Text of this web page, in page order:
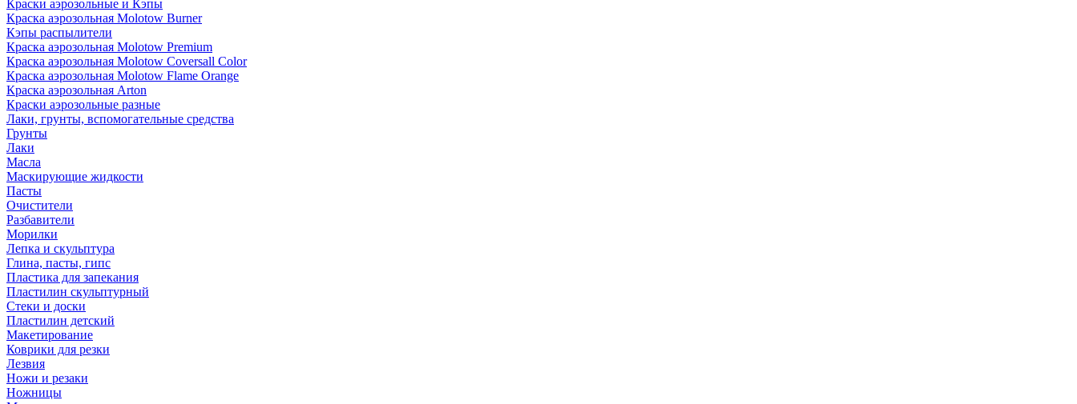
Краски аэрозольные и Кэпы
Краска аэрозольная Molotow Burner
Кэпы распылители
Краска аэрозольная Molotow Premium
Краска аэрозольная Molotow Coversall Color
Краска аэрозольная Molotow Flame Orange
Краска аэрозольная Arton
Краски аэрозольные разные
Лаки, грунты, вспомогательные средства
Грунты
Лаки
Масла
Маскирующие жидкости
Пасты
Очистители
Разбавители
Морилки
Лепка и скульптура
Глина, пасты, гипс
Пластика для запекания
Пластилин скульптурный
Стеки и доски
Пластилин детский
Макетирование
Коврики для резки
Лезвия
Ножи и резаки
Ножницы